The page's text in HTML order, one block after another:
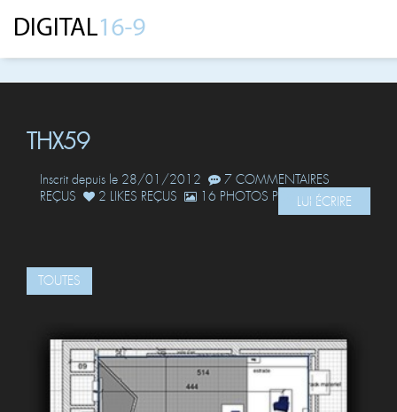
THX59
Inscrit depuis le 28/01/2012
7 COMMENTAIRES
REÇUS
2 LIKES REÇUS 16 PHOTOS POSTÉESLUI ÉCRIRE
TOUTES